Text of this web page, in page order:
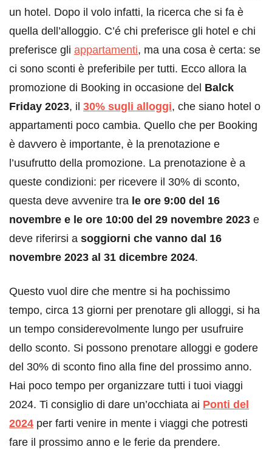
un hotel. Dopo il volo infatti, la ricerca che si fa è
quella dell’alloggio. C’é chi preferisce gli hotel e chi
preferisce gli appartamenti, ma una cosa è certa: se
ci sono sconti è preferibile per tutti. Ecco allora la
promozione di Booking in occasione del Balck
Friday 2023, il 30% sugli alloggi, che siano hotel o
appartamenti poco cambia. Quello che per Booking
è davvero è importante, è la prenotazione e
l’usufrutto della promozione. La prenotazione è a
queste condizioni: per ricevere il 30% di sconto,
questa deve avvenire tra le ore 9:00 del 16
novembre e le ore 10:00 del 29 novembre 2023 e
deve riferirsi a soggiorni che vanno dal 16
novembre 2023 al 31 dicembre 2024.
Questo vuol dire che mentre si ha pochissimo
tempo, circa 13 giorni per prenotare gli alloggi, si ha
un tempo considerevolmente lungo per usufruire
dello sconto. Si possono prenotare alloggi e godere
del 30% di sconto fino alla fine del prossimo anno.
Hai poco tempo per organizzare tutti i tuoi viaggi
2024. Ti consiglio di dare un’occhiata ai Ponti del
2024 per farti venire in mente i viaggi che potresti
fare il prossimo anno e le ferie da prendere.